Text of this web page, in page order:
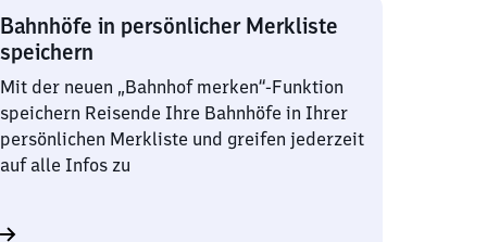
Bahnhöfe in persönlicher Merkliste
speichern
Mit der neuen „Bahnhof merken“-Funktion
speichern Reisende Ihre Bahnhöfe in Ihrer
persönlichen Merkliste und greifen jederzeit
auf alle Infos zu